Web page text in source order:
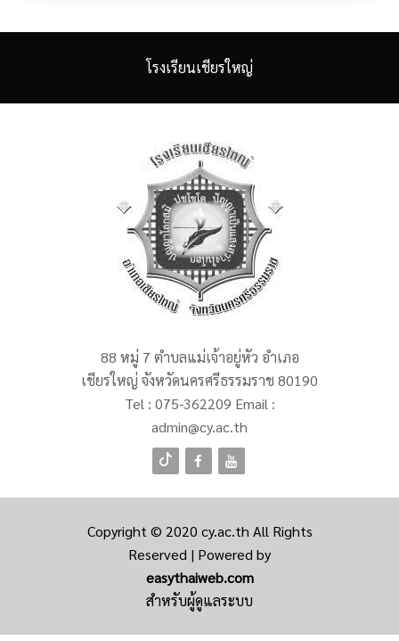
โรงเรียนเชียรใหญ่
88 หมู่ 7 ตำบลแม่เจ้าอยู่หัว อำเภอ
เชียรใหญ่ จังหวัดนครศรีธรรมราช 80190
Tel : 075-362209 Email :
admin@cy.ac.th
Copyright © 2020 cy.ac.th All Rights
Reserved | Powered by
easythaiweb.com
สำหรับผู้ดูแลระบบ